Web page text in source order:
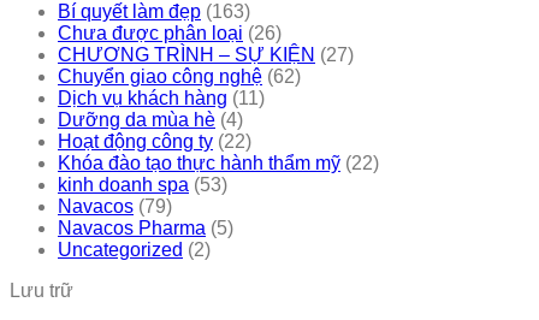
Bí quyết làm đẹp (163)
Chưa được phân loại (26)
CHƯƠNG TRÌNH – SỰ KIỆN (27)
Chuyển giao công nghệ (62)
Dịch vụ khách hàng (11)
Dưỡng da mùa hè (4)
Hoạt động công ty (22)
Khóa đào tạo thực hành thẩm mỹ (22)
kinh doanh spa (53)
Navacos (79)
Navacos Pharma (5)
Uncategorized (2)
Lưu trữ